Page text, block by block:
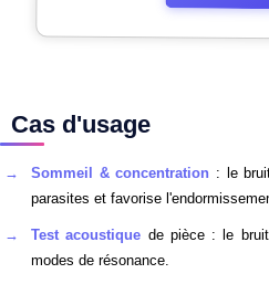
Cas d'usage
Sommeil & concentration : le
parasites et favorise
Test acoustique de pièce : le
modes de résonance.